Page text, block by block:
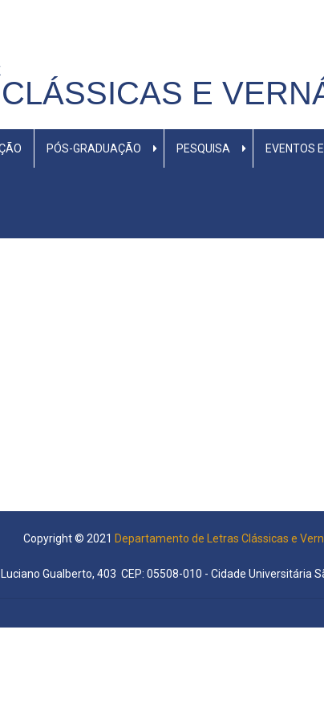
E
PÓS-GRADUAÇÃO PESQUISA EVENTOS
Copyright © 2021 Departamento de Letras Clássicas e
Gualberto, 403 CEP: 05508-010 - Cidade Universitária